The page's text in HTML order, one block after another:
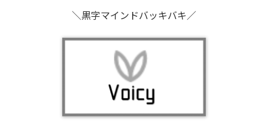
＼黒字マインドバッキバキ／